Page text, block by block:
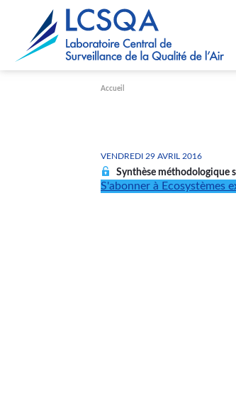
Accueil
VENDREDI 29 AVRIL 2016
Synthèse méthodologique
S'abonner à Ecosystèmes
Paramétrer les cookies